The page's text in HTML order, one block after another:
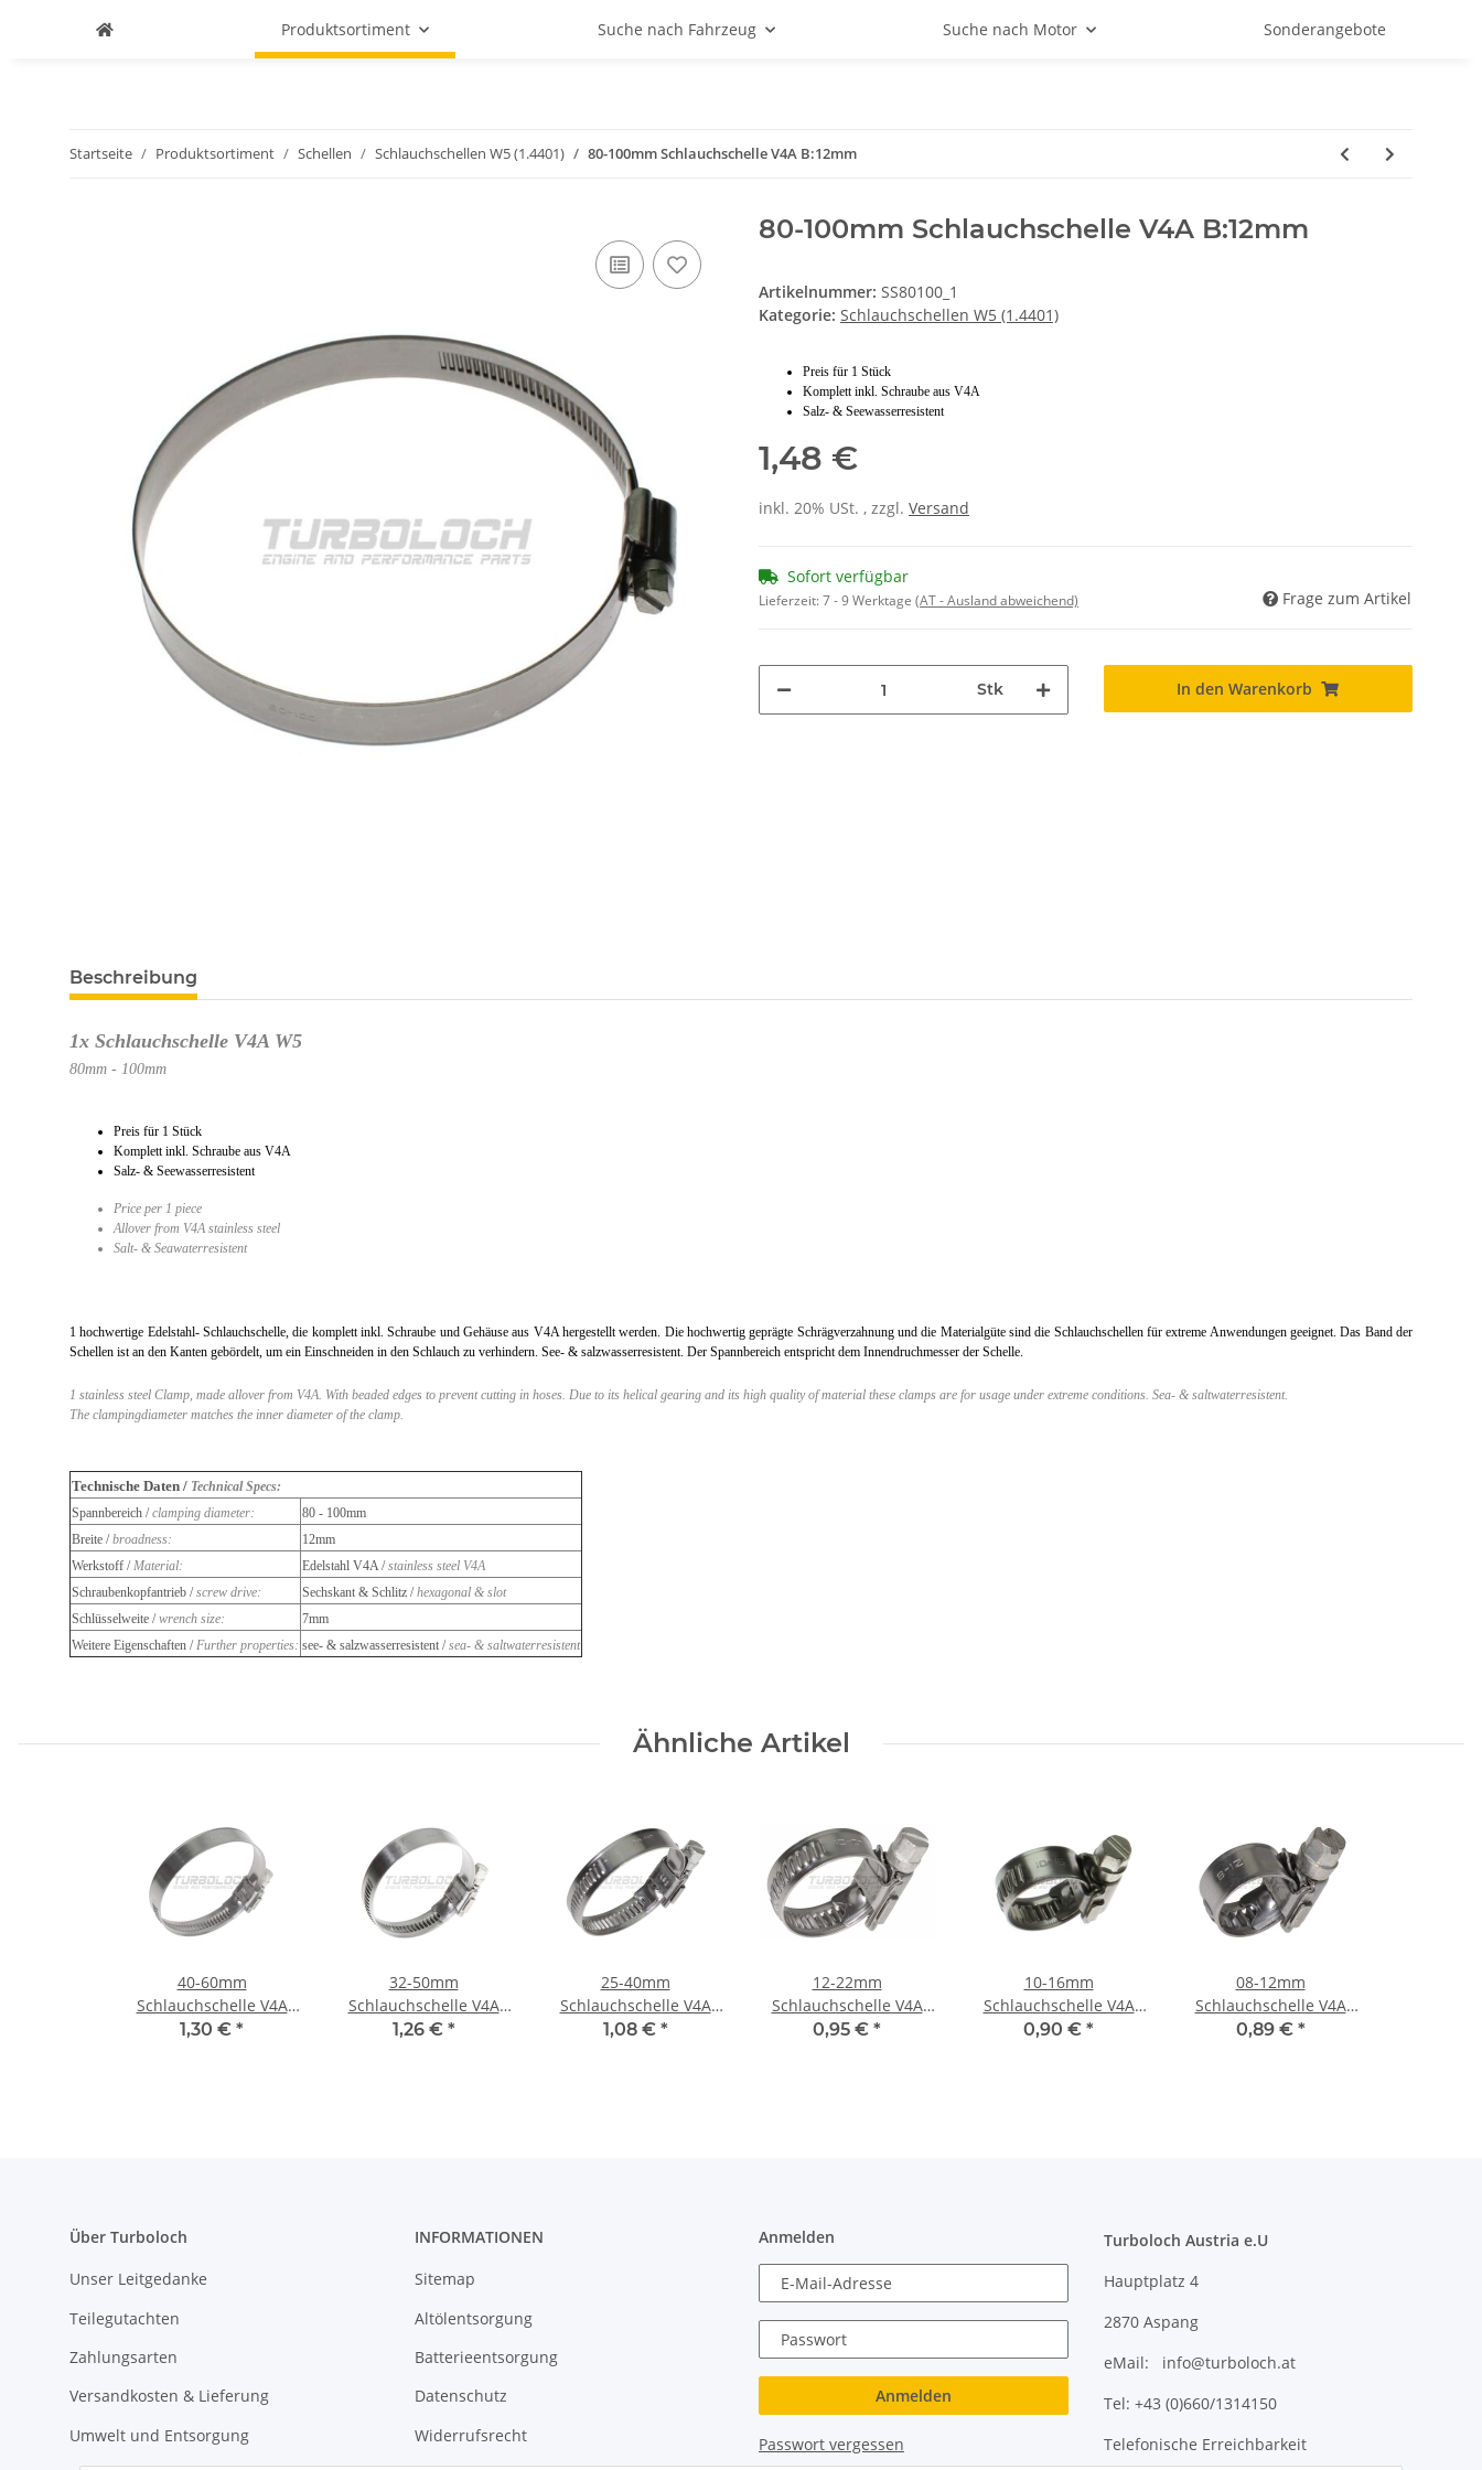
Produktsortiment Suche nach Fahrzeug Suche nach Motor Sonderangebote
Startseite Produktsortiment Schellen Schlauchschellen W5 (1.4401) 80-100mm Schlauchschelle V4A B:12mm
80-100mm Schlauchschelle V4A B:12mm
Artikelnummer: SS80100_1
Kategorie: Schlauchschellen W5 (1.4401)
Preis für 1 Stück
Komplett inkl. Schraube aus V4A
Salz- & Seewasserresistent
1,48 €
inkl. 20% USt. , zzgl. Versand
Sofort verfügbar
Lieferzeit:7 - 9 Werktage (AT - Ausland abweichend) Frage zum Artikel
Stk In den Warenkorb
Beschreibung
1x Schlauchschelle V4A W5
80mm - 100mm
Preis für 1 Stück
Komplett inkl. Schraube aus V4A
Salz- & Seewasserresistent
Price per 1 piece
Allover from V4A stainless steel
Salt- & Seawaterresistent
1 hochwertige Edelstahl- Schlauchschelle, die komplett inkl. Schraube und Gehäuse aus V4A hergestellt werden. Die hochwertig geprägte Schrägverzahnung und die Materialgüte sind die Schlauchschellen für extreme Anwendungen geeignet. Das Band der
Schellen ist an den Kanten gebördelt, um ein Einschneiden in den Schlauch zu verhindern. See- & salzwasserresistent. Der Spannbereich entspricht dem Innendruchmesser der Schelle.
1 stainless steel Clamp, made allover from V4A. With beaded edges to prevent cutting in hoses. Due to its helical gearing and its high quality of material these clamps are for usage under extreme conditions. Sea- & saltwaterresistent.
The clampingdiameter matches the inner diameter of the clamp.
Technische Daten / Technical Specs:
Spannbereich /clamping diameter:
80 - 100mm
Breite /broadness:
12mm
Werkstoff /Material: Edelstahl V4A /stainless steel V4A
Schraubenkopfantrieb /screw drive: Sechskant & Schlitz /hexagonal & slot
Schlüsselweite /wrench size:
7mm
Weitere Eigenschaften /Further properties: see- & salzwasserresistent /sea- & saltwaterresistent
Ähnliche Artikel
40-60mm
Schlauchschelle V4A
B:12mm
1,30 € *
32-50mm
Schlauchschelle V4A
B:12mm
1,26 € *
25-40mm
Schlauchschelle V4A
B:9mm
1,08 € *
12-22mm
Schlauchschelle V4A
B:9mm
0,95 € *
10-16mm
Schlauchschelle V4A
B:9mm
0,90 € *
08-12mm
Schlauchschelle V4A
B:9mm
0,89 € *
Über Turboloch
Unser Leitgedanke
Teilegutachten
Zahlungsarten
Versandkosten & Lieferung
Umwelt und Entsorgung
INFORMATIONEN
Sitemap
Altölentsorgung
Batterieentsorgung
Datenschutz
Widerrufsrecht
Anmelden
E-Mail-Adresse
Passwort
Anmelden
Passwort vergessen
Turboloch Austria e.U
Hauptplatz 4
2870 Aspang
eMail: info@turboloch.at
Tel: +43 (0)660/1314150
Telefonische Erreichbarkeit